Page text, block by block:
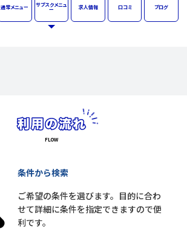
通常メニュー サブスクメニュ
ー 求人情報 口コミ ブログ
条件から検索
ご希望の条件を選びます。目的に合わ
せて詳細に条件を指定できますので便
利です。